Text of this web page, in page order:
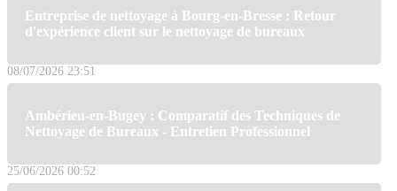
Entreprise de nettoyage à Bourg-en-Bresse : Retour
d'expérience client sur le nettoyage de bureaux
08/07/2026 23:51
Ambérieu-en-Bugey : Comparatif des Techniques de
Nettoyage de Bureaux - Entretien Professionnel
25/06/2026 00:52